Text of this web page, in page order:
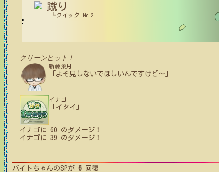
蹴り
┗クイック No.2
クリーンヒット！
新藤葉月
「よそ見しないでほしいんですけど～」
イナゴ
「イタイ」
イナゴ に 60 のダメージ！
イナゴ に 39 のダメージ！
バイトちゃんのSPが 6 回復